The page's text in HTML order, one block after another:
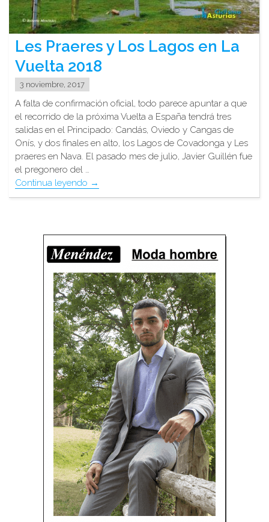
Les Praeres y Los Lagos en La
Vuelta 2018
3 noviembre, 2017
A falta de confirmación oficial, todo parece apuntar a que
el recorrido de la próxima Vuelta a España tendrá tres
salidas en el Principado: Candás, Oviedo y Cangas de
Onís, y dos finales en alto, los Lagos de Covadonga y Les
praeres en Nava. El pasado mes de julio, Javier Guillén fue
el pregonero del …
Continua leyendo "Les
Praeres
Lagos
en
La
Vuelta
2018"
→